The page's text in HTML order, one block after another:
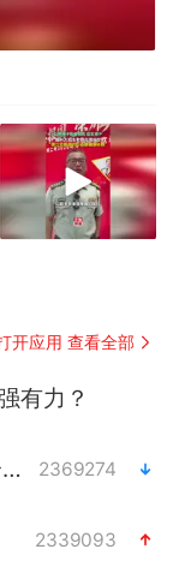
开应用 查看全部
有力？
台风白海豚体型变大近似13个浙江面积 2369274
2339093